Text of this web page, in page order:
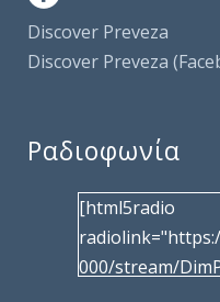
Discover Preveza
Discover Preveza
Ραδιοφωνία
[html5radio
000/stream/